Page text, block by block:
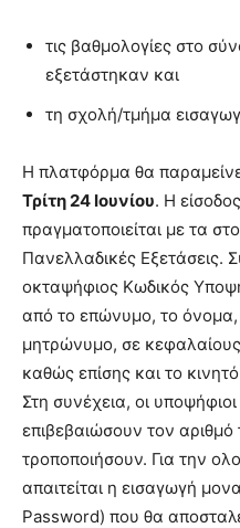
τις βαθμολογίες στο
εξετάστηκαν και
τη σχολή/τμήμα
Η πλατφόρμα θα
Τρίτη 24 Ιουνίου. Η
πραγματοποιείται με τα
Πανελλαδικές Εξετάσεις.
οκταψήφιος Κωδικός
από το επώνυμο, το
μητρώνυμο, σε
καθώς επίσης και το
Στη συνέχεια, οι
επιβεβαιώσουν τον
τροποποιήσουν. Για την
απαιτείται η εισαγωγή
Password) που θα